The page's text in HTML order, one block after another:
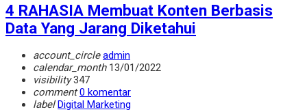
4 RAHASIA Membuat Konten Berbasis
Data Yang Jarang Diketahui
account_circle admin
calendar_month13/01/2022
visibility347
comment 0 komentar
label Digital Marketing